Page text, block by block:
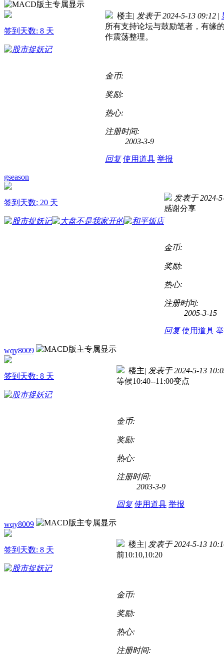
签到天数: 8 天
楼主| 发表于 2024-5-13 09:12 |
所有支持论坛与鼓励笔者，有缘
作震荡整理。
金币:
奖励:
热心:
注册时间:
2003-3-9
回复 使用道具 举报
gseason
签到天数: 20 天
发表于 2024-
感谢分享
金币:
奖励:
热心:
注册时间:
2005-3-15
回复 使用道具
wqy8009
签到天数: 8 天
楼主| 发表于 2024-5-13
等候10:40--11:00变点
金币:
奖励:
热心:
注册时间:
2003-3-9
回复 使用道具 举报
wqy8009
签到天数: 8 天
楼主| 发表于 2024-5-13
前10:10,10:20
金币:
奖励:
热心:
注册时间: